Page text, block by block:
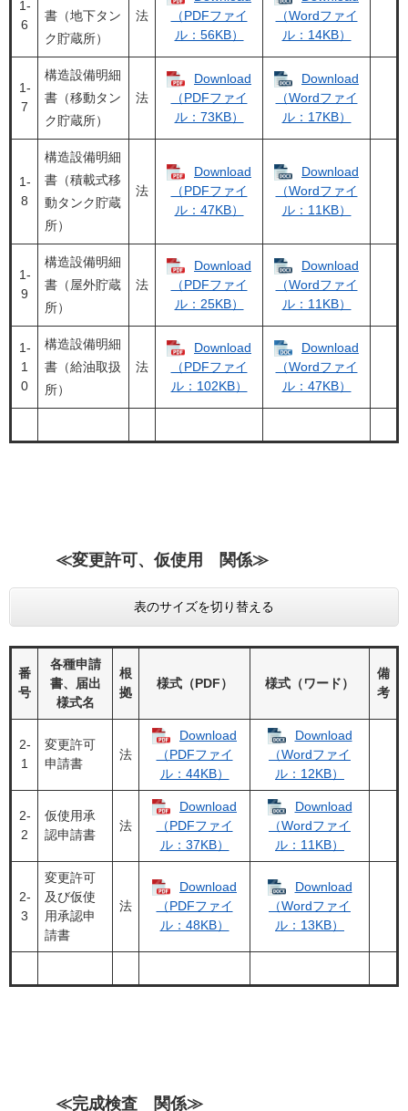
1‐
6
書（地下タン
ク貯蔵所）
法
（PDFファイ
ル：56KB）
（Wordファイ
ル：14KB）
1‐
7
構造設備明細
書（移動タン
ク貯蔵所）
法
Download
（PDFファイ
ル：73KB）
Download
（Wordファイ
ル：17KB）
1‐
8
構造設備明細
書（積載式移
動タンク貯蔵
所）
法
Download
（PDFファイ
ル：47KB）
Download
（Wordファイ
ル：11KB）
1‐
9
構造設備明細
書（屋外貯蔵
所）
法
Download
（PDFファイ
ル：25KB）
Download
（Wordファイ
ル：11KB）
1‐
1
0
構造設備明細
書（給油取扱
所）
法
Download
（PDFファイ
ル：102KB）
Download
（Wordファイ
ル：47KB）
≪変更許可、仮使用 関係≫
表のサイズを切り替える
番
号
各種申請
書、届出
様式名
根
拠
様式（PDF） 様式（ワード）
備
考
2‐
1
変更許可
申請書
法
Download
（PDFファイ
ル：44KB）
Download
（Wordファイ
ル：12KB）
2‐
2
仮使用承
認申請書
法
Download
（PDFファイ
ル：37KB）
Download
（Wordファイ
ル：11KB）
2‐
3
変更許可
及び仮使
用承認申
請書
法
Download
（PDFファイ
ル：48KB）
Download
（Wordファイ
ル：13KB）
≪完成検査 関係≫